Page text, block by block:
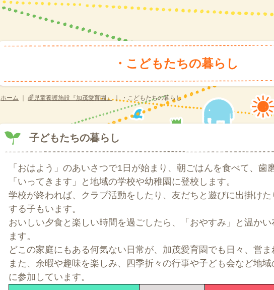
・こどもたちの暮らし
ホーム 🌈児童養護施設『加茂愛育園』｜ ・こどもたちの暮らし
子どもたちの暮らし
「おはよう」のあいさつで1日が始まり、朝ごはんを食べて、歯
「いってきます」と地域の学校や幼稚園に登校します。
学校が終われば、クラブ活動をしたり、友だちと遊びに出掛け
する子もいます。
おいしい夕食と楽しい時間を過ごしたら、「おやすみ」と温かい
ます。
どこの家庭にもある何気ない日常が、加茂愛育園でも日々、営ま
また、余暇や趣味を楽しみ、四季折々の行事や子ども会など地
に参加しています。